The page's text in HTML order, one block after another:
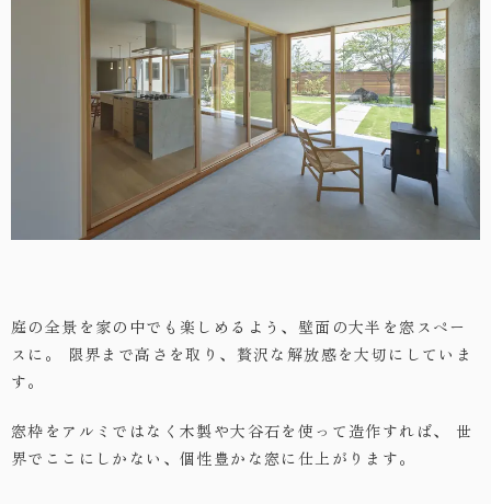
庭の全景を家の中でも楽しめるよう、壁面の大半を窓スペー
スに。
限界まで高さを取り、贅沢な解放感を大切にしていま
す。
窓枠をアルミではなく木製や大谷石を使って造作すれば、
世
界でここにしかない、個性豊かな窓に仕上がります。